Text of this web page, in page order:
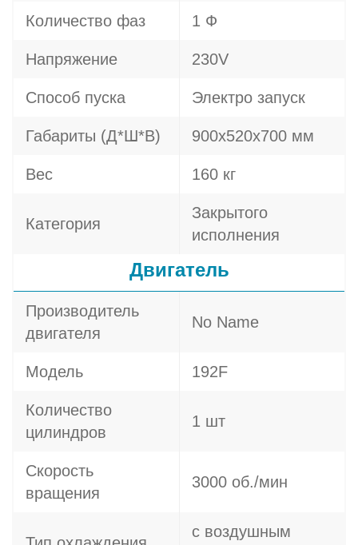
Количество фаз 1 Ф
Напряжение 230V
Способ пуска Электро запуск
Габариты (Д*Ш*В) 900x520x700 мм
Вес 160 кг
Категория
Закрытого
исполнения
Двигатель
Производитель
двигателя
No Name
Модель 192F
Количество
цилиндров
1 шт
Скорость
вращения
3000 об./мин
с воздушным